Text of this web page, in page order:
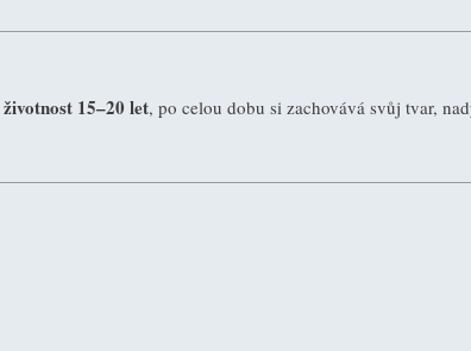
životnost 15–20 let, po celou dobu si zachovává svůj tvar,